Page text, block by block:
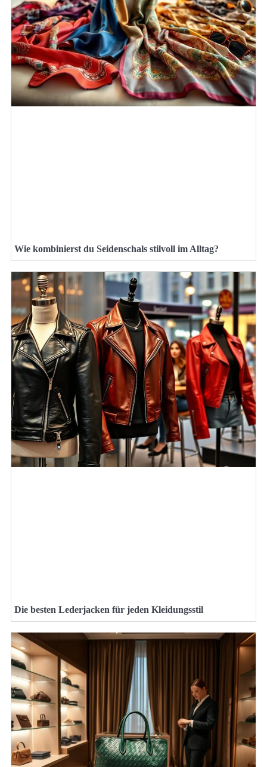
Wie kombinierst du Seidenschals stilvoll im Alltag?
Die besten Lederjacken für jeden Kleidungsstil